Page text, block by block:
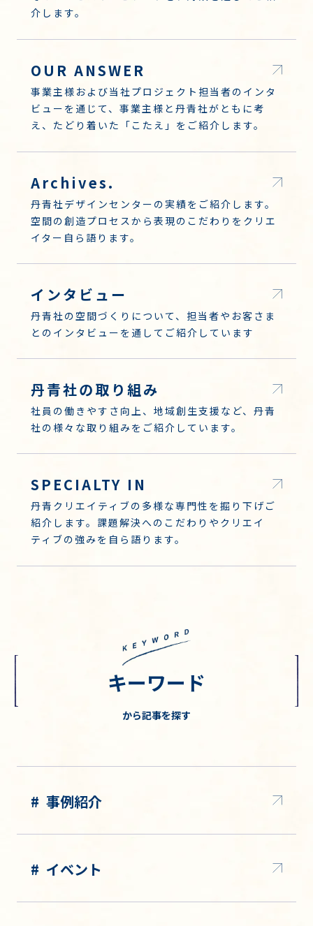
介します。
OUR ANSWER
事業主様および当社プロジェクト担当者のインタ
ビューを通じて、事業主様と丹青社がともに考
え、たどり着いた「こたえ」をご紹介します。
Archives.
丹青社デザインセンターの実績をご紹介します。
空間の創造プロセスから表現のこだわりをクリエ
イター自ら語ります。
インタビュー
丹青社の空間づくりについて、担当者やお客さま
とのインタビューを通してご紹介しています
丹青社の取り組み
社員の働きやすさ向上、地域創生支援など、丹青
社の様々な取り組みをご紹介しています。
SPECIALTY IN
丹青クリエイティブの多様な専門性を掘り下げご
紹介します。課題解決へのこだわりやクリエイ
ティブの強みを自ら語ります。
キーワード
から記事を探す
事例紹介
イベント